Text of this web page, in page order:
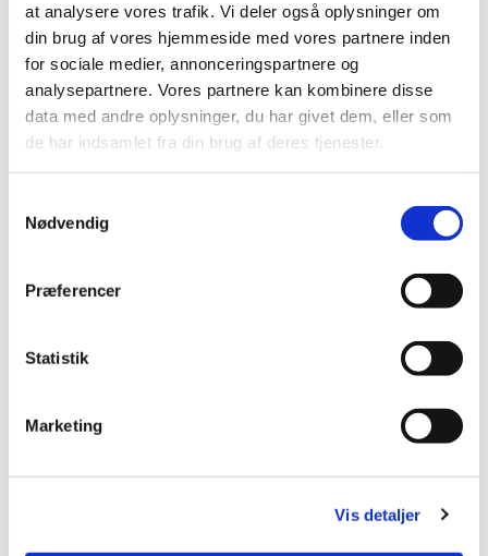
at analysere vores trafik. Vi deler også oplysninger om
din brug af vores hjemmeside med vores partnere inden
for sociale medier, annonceringspartnere og
analysepartnere. Vores partnere kan kombinere disse
data med andre oplysninger, du har givet dem, eller som
de har indsamlet fra din brug af deres tjenester.
Nødvendig
Præferencer
Statistik
Marketing
Vis detaljer